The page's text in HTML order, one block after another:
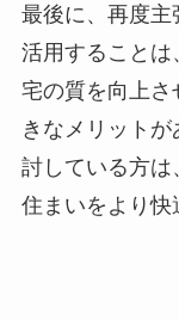
最後に、再度主
活用することは
宅の質を向上さ
きなメリット
討している方
住まいをより快